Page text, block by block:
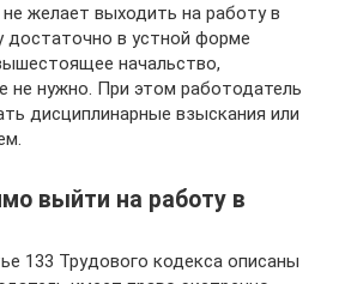
желает выходить на работу в
достаточно в устной форме
начальство,
не нужно. При этом работодатель
дисциплинарные взыскания или
выйти на работу в
133 Трудового кодекса описаны